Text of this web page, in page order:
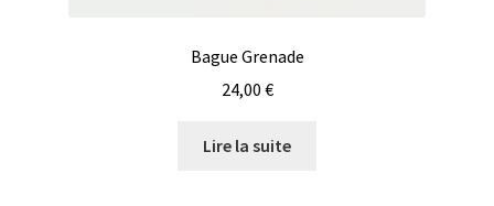
Bague Grenade
24,00 €
Lire la suite